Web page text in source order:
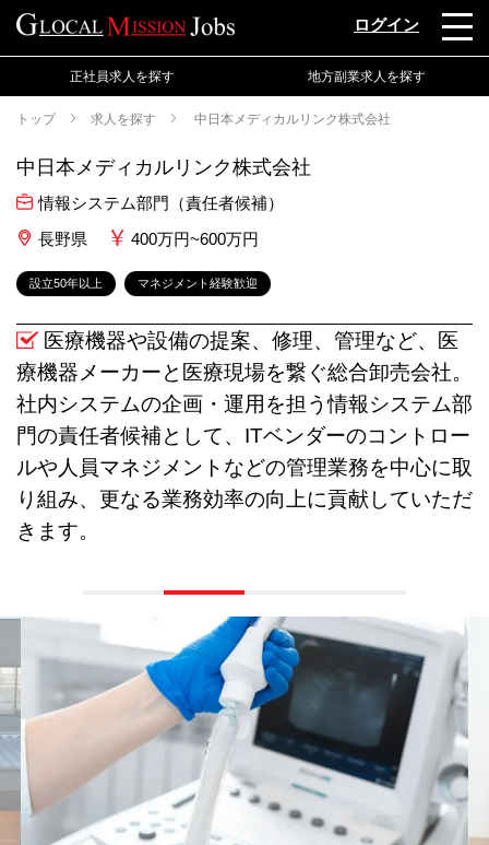
ログイン
正社員求人を探す 地方副業求人を探す
トップ 求人を探す 中日本メディカルリンク株式会社
中日本メディカルリンク株式会社
情報システム部門（責任者候補）
長野県
400万円~600万円
設立50年以上 マネジメント経験歓迎
医療機器や設備の提案、修理、管理など、医
療機器メーカーと医療現場を繋ぐ総合卸売会社。
社内システムの企画・運用を担う情報システム部
門の責任者候補として、ITベンダーのコントロー
ルや人員マネジメントなどの管理業務を中心に取
り組み、更なる業務効率の向上に貢献していただ
きます。